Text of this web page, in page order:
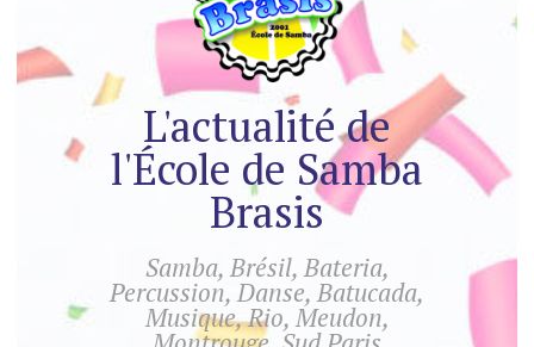
L'actualité de
l'École de Samba
Brasis
Samba, Brésil, Bateria,
Percussion, Danse, Batucada,
Musique, Rio, Meudon,